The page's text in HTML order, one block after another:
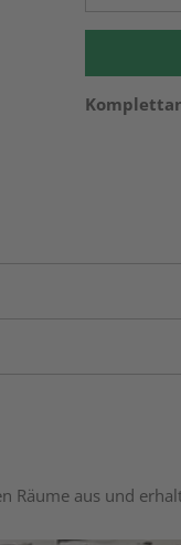
aus und